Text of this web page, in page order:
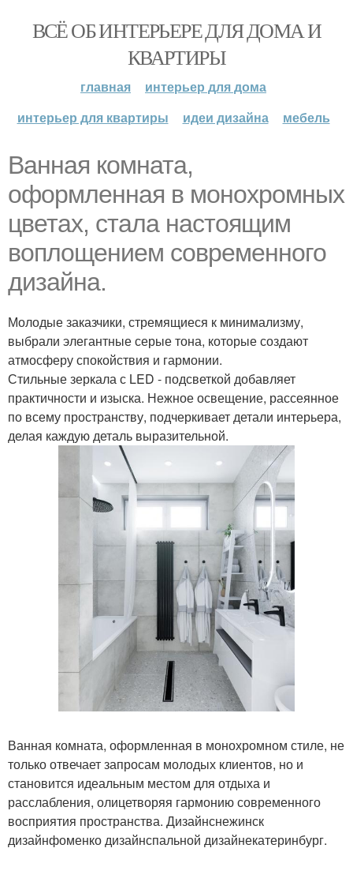
ВСЁ ОБ ИНТЕРЬЕРЕ ДЛЯ ДОМА И
КВАРТИРЫ
главная
интерьер для дома
интерьер для квартиры
идеи дизайна мебель
Ванная комната,
оформленная в монохромных
цветах, стала настоящим
воплощением современного
дизайна.
Молодые заказчики, стремящиеся к минимализму,
выбрали элегантные серые тона, которые создают
атмосферу спокойствия и гармонии.
Стильные зеркала с LED - подсветкой добавляет
практичности и изыска. Нежное освещение, рассеянное
по всему пространству, подчеркивает детали интерьера,
делая каждую деталь выразительной.
Ванная комната, оформленная в монохромном стиле, не
только отвечает запросам молодых клиентов, но и
становится идеальным местом для отдыха и
расслабления, олицетворяя гармонию современного
восприятия пространства. Дизайнснежинск
дизайнфоменко дизайнспальной дизайнекатеринбург.